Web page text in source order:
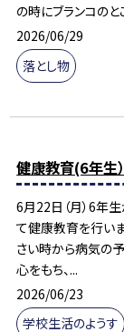
の時にブランコのと
2026/06/29
落とし物
健康教育(6年生）
6月22日（月）6年
て健康教育を行い
さい時から病気の
心をもち、...
2026/06/23
学校生活のようす